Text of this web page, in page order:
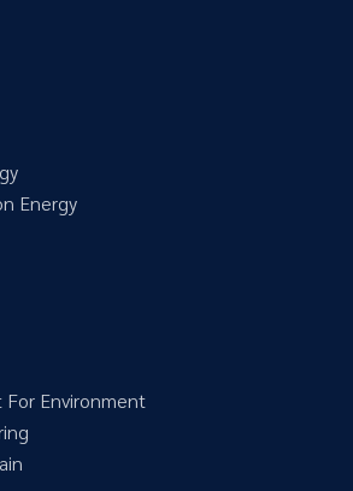
Energy
For Environment